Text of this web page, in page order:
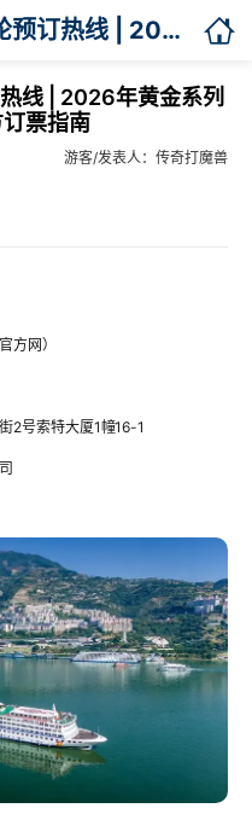
三峡长江黄金五号游轮预订热线 | 2026年黄金系列豪华游轮官方订票指南 
线 | 2026年黄金系列
票指南
游客/发表人：传奇打魔兽
方网）
2号索特大厦1幢16-1